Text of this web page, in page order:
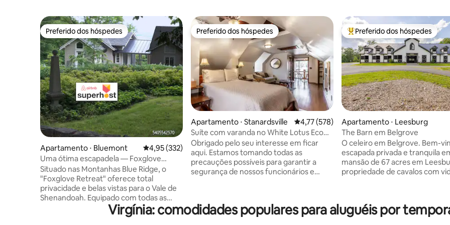
Preferido dos hóspedes
Preferido dos hóspedes
Apartamento ⋅ Bluemont 4,95 de uma avaliação média de 5, 332 avaliações
4,95 (332)
Uma ótima escapadela — Foxglove
Retreat
Situado nas Montanhas Blue Ridge, o
"Foxglove Retreat" oferece total
privacidade e belas vistas para o Vale de
Shenandoah. Equipado com todas as
necessidades para uma experiência
Preferido dos hóspedes
Preferido dos hóspedes
Apartamento ⋅ Stanardsville 4,77 de uma avaliação média de 5, 578
4,77 (578)
Suíte com varanda no White Lotus Eco
Spa Retreat
Obrigado pelo seu interesse em ficar
aqui. Estamos tomando todas as
precauções possíveis para garantir a
segurança de nossos funcionários e
maçanetas das portas, interruptores,
controles remotos, armários,
Entre os melhores preferidos
Preferido dos hóspedes
Apartamento ⋅ Leesburg
The Barn em Belgrove
O celeiro em Belgrove. Bem-
escapada privada e tranquila
mansão de 67 acres em
propriedade de cavalos com
está localizado acima do
conveniente para o centro de
Virgínia: comodidades populares para aluguéis por